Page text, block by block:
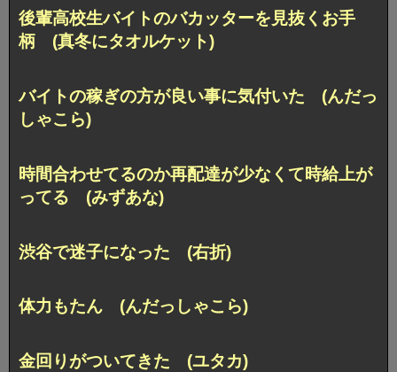
後輩高校生バイトのバカッターを見抜くお手
柄 (真冬にタオルケット)
バイトの稼ぎの方が良い事に気付いた (んだっ
しゃこら)
時間合わせてるのか再配達が少なくて時給上が
ってる (みずあな)
渋谷で迷子になった (右折)
体力もたん (んだっしゃこら)
金回りがついてきた (ユタカ)